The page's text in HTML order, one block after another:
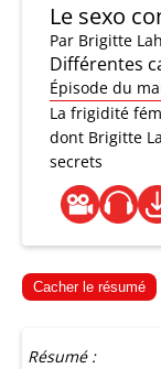
Le sexo
Par Brigitte
Différentes
Épisode du
La frigidité
dont Brigitte
secrets
Cacher le résumé
Résumé :